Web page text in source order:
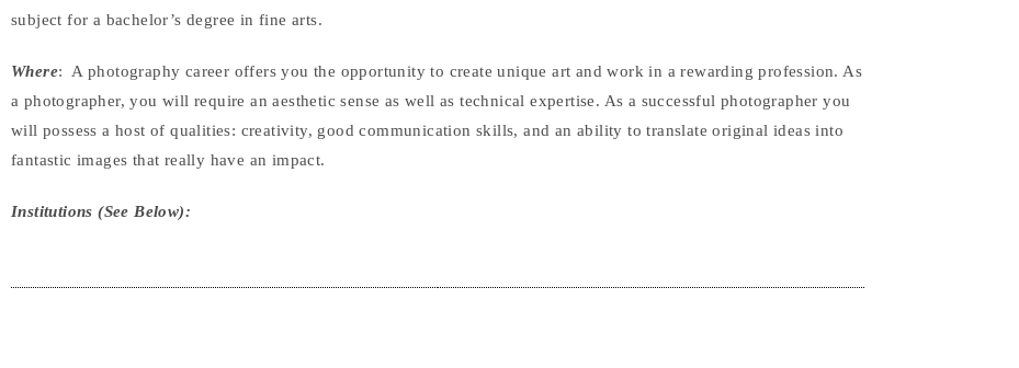
subject for a bachelor’s degree in fine arts.
Where: A photography career offers you the opportunity to create unique art and work in a rewarding profession. As
a photographer, you will require an aesthetic sense as well as technical expertise. As a successful photographer you
will possess a host of qualities: creativity, good communication skills, and an ability to translate original ideas into
fantastic images that really have an impact.
Institutions (See Below):